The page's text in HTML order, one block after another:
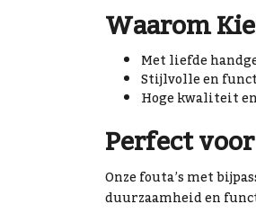
Waarom
Met liefde
Stijlvolle en
Hoge kwaliteit
Perfect
Onze fouta’s met
duurzaamheid en